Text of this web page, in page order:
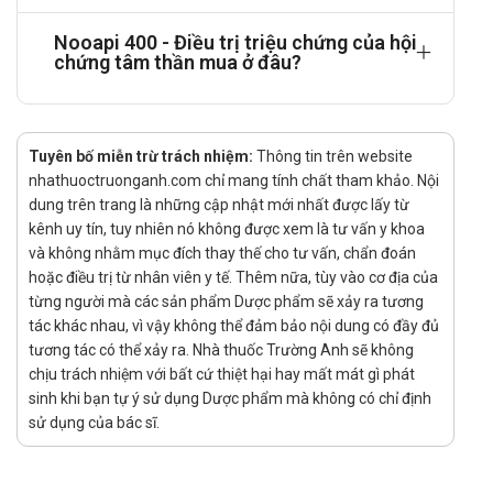
Điều trị rung giật cơ có nguồn gốc từ vỏ não: Bắt đầu
Điều trị chóng mặt: Liều dùng hàng ngày từ 2,4 g đến
4,8 g chia làm 2 - 3 lần.
Điều trị nghiện rượu: 12 g/ngày trong thời gian cai rượu
đầu tiên. Điều trị duy trì: Uống 2,4 g/ngày.
Trẻ em:
Điều trị chứng khó đọc: Liều khuyến cáo cho trẻ trong
độ tuổi đến trường (từ 8 tuổi) và thanh thiếu niên là 3,2
g/ngày, chia làm 2 lần, thường xuyên trong suốt năm
học.
Chống chỉ định của Nooapi 400
Nooapi 400 - Điều trị triệu chứng của hội
chứng tâm thần mua ở đâu?
Tuyên bố miễn trừ trách nhiệm: Thông tin trên website
nhathuoctruonganh.com chỉ mang tính chất tham khảo. Nội
dung trên trang là những cập nhật mới nhất được lấy từ
kênh uy tín, tuy nhiên nó không được xem là tư vấn y khoa
và không nhằm mục đích thay thế cho tư vấn, chẩn đoán
hoặc điều trị từ nhân viên y tế. Thêm nữa, tùy vào cơ địa của
từng người mà các sản phẩm Dược phẩm sẽ xảy ra tương
tác khác nhau, vì vậy không thể đảm bảo nội dung có đầy đủ
tương tác có thể xảy ra. Nhà thuốc Trường Anh sẽ không
chịu trách nhiệm với bất cứ thiệt hại hay mất mát gì phát
sinh khi bạn tự ý sử dụng Dược phẩm mà không có chỉ định
sử dụng của bác sĩ.